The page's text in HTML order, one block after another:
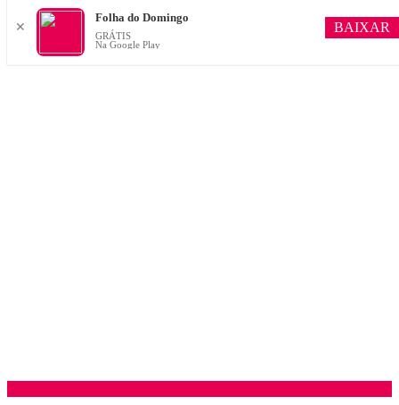
✕
Folha do Domingo
GRÁTIS
Na Google Play
BAIXAR